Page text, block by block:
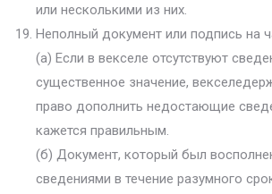
или несколькими из них.
Неполный документ или подпись на
(а) Если в векселе отсутствуют
существенное значение,
право дополнить недостающие
кажется правильным.
(б) Документ, который был
сведениями в течение разумного